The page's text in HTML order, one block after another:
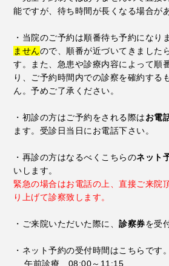
能ですが、待ち時間が長くなる場合が
・当院のご予約は順番待ち予約になり
ませんので、順番が近づいてきました
す。また、 急患や診療内容によって順
り、ご予約時間内での診察を確約する
ん。予めご了承ください。
・初診の方はご予約をされる際はお電
ます。受診日当日にお電話下さい。
・再診の方はなるべくこちらのネット
いします。
緊急の場合はお電話の上、直接ご来院
り上げて診察致します。
・ご来院いただいた際に、診察券を受
・ネット予約の受付時間はこちらです。
午前診療 08:00～11:15